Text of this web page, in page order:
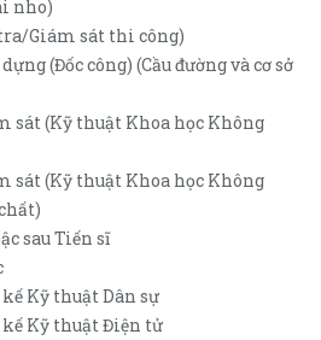
nho)
Giám sát thi công)
(Đốc công) (Cầu đường và cơ sở
sát (Kỹ thuật Khoa học Không
sát (Kỹ thuật Khoa học Không
sau Tiến sĩ
Kỹ thuật Dân sự
Kỹ thuật Điện tử